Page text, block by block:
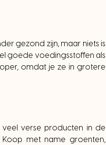
gezond zijn, maar niets is
goede voedingsstoffen als
omdat je ze in grotere
verse producten in de
met name groenten,